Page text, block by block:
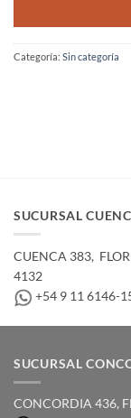
Categoría: Sin categoría
SUCURSAL
CUENCA 383,
4132
+54 9 11 6146-
SUCURSAL
CONCORDIA 436,­